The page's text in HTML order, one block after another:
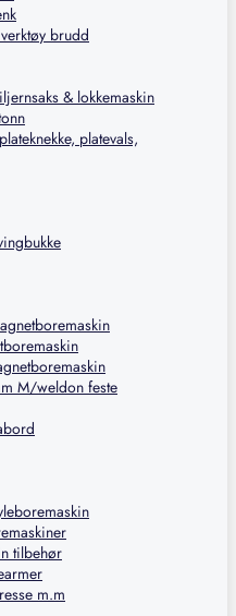
brudd
& lokkemaskin
platevals,
M/weldon feste
tilbehør
m.m